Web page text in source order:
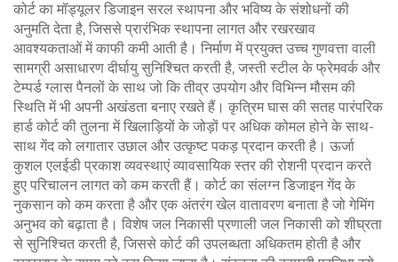
कोर्ट का मॉड्यूलर डिजाइन सरल स्थापना और भविष्य के संशोधनों की
अनुमति देता है, जिससे प्रारंभिक स्थापना लागत और रखरखाव
आवश्यकताओं में काफी कमी आती है। निर्माण में प्रयुक्त उच्च गुणवत्ता वाली
सामग्री असाधारण दीर्घायु सुनिश्चित करती है, जस्ती स्टील के फ्रेमवर्क और
टेम्पर्ड ग्लास पैनलों के साथ जो कि तीव्र उपयोग और विभिन्न मौसम की
स्थिति में भी अपनी अखंडता बनाए रखते हैं। कृत्रिम घास की सतह पारंपरिक
हार्ड कोर्ट की तुलना में खिलाड़ियों के जोड़ों पर अधिक कोमल होने के साथ-
साथ गेंद को लगातार उछाल और उत्कृष्ट पकड़ प्रदान करती है। ऊर्जा
कुशल एलईडी प्रकाश व्यवस्थाएं व्यावसायिक स्तर की रोशनी प्रदान करते
हुए परिचालन लागत को कम करती हैं। कोर्ट का संलग्न डिजाइन गेंद के
नुकसान को कम करता है और एक अंतरंग खेल वातावरण बनाता है जो गेमिंग
अनुभव को बढ़ाता है। विशेष जल निकासी प्रणाली जल निकासी को शीघ्रता
से सुनिश्चित करती है, जिससे कोर्ट की उपलब्धता अधिकतम होती है और